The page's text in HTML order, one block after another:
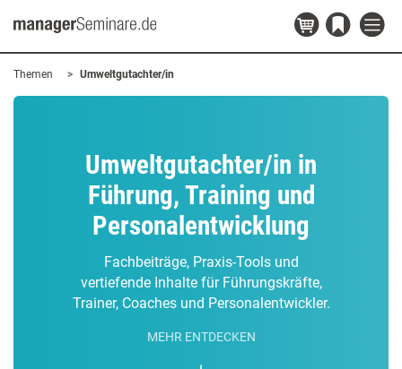
Themen Umweltgutachter/in
Umweltgutachter/in in
Führung, Training und
Personalentwicklung
Fachbeiträge, Praxis-Tools und
vertiefende Inhalte für Führungskräfte,
Trainer, Coaches und Personalentwickler.
MEHR ENTDECKEN